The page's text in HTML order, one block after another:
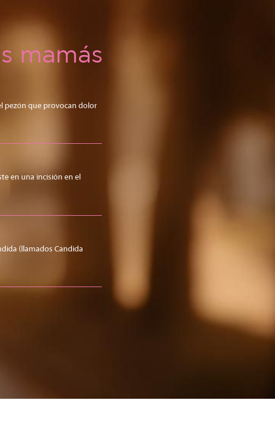
mamás
pezón que provocan dolor
en una incisión en el
(llamados Candida